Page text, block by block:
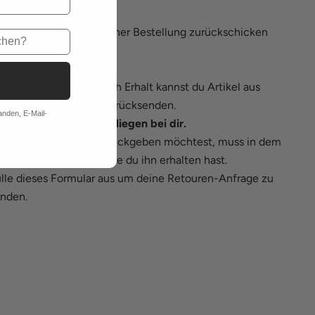
etwas aus deiner Bestellung zurückschicken
umtauschen?
von 30 Tagen nach Erhalt kannst du Artikel aus
Bestellung an uns zurücksenden.
Kosten für die Retoure liegen bei dir.
Artikel, den du zurückgeben möchtest, muss in dem
Zustand sein, wie du ihn erhalten hast.
dieses Formularaus um deine Retouren-Anfrage zu
E-Mail-